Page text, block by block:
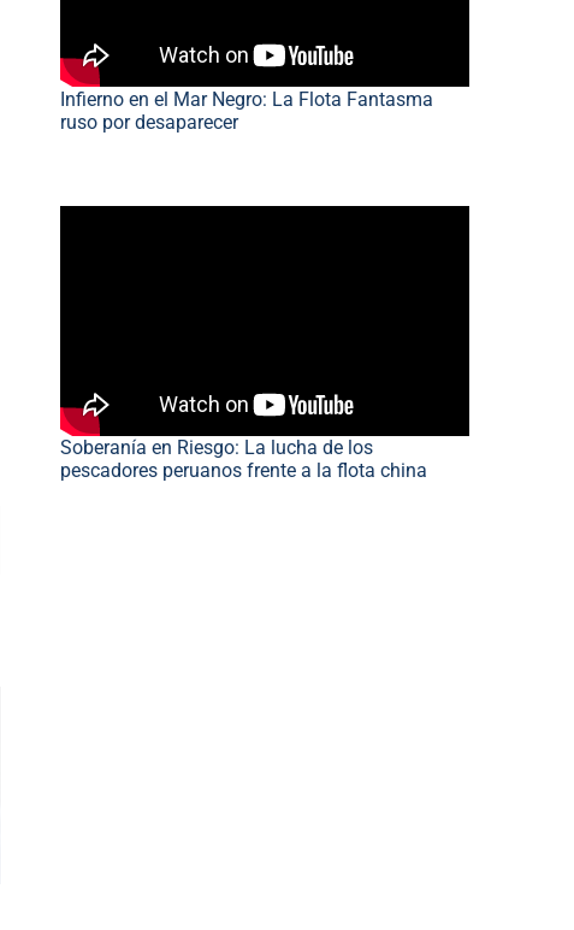
Infierno en el Mar Negro: La Flota Fantasma
ruso por desaparecer
Soberanía en Riesgo: La lucha de los
pescadores peruanos frente a la flota china